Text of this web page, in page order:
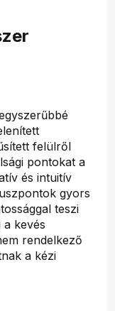
felülről
pontokat a
és intuitív
gyors
teszi
kevés
rendelkező
a kézi